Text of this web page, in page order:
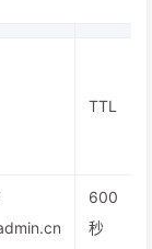
TTL
600
秒